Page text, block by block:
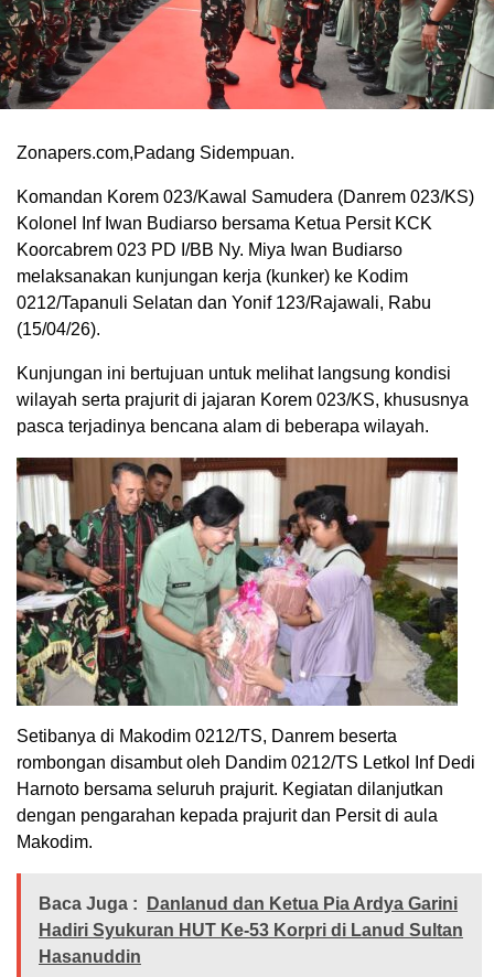
Zonapers.com,Padang Sidempuan.
Komandan Korem 023/Kawal Samudera (Danrem 023/KS)
Kolonel Inf Iwan Budiarso bersama Ketua Persit KCK
Koorcabrem 023 PD I/BB Ny. Miya Iwan Budiarso
melaksanakan kunjungan kerja (kunker) ke Kodim
0212/Tapanuli Selatan dan Yonif 123/Rajawali, Rabu
(15/04/26).
Kunjungan ini bertujuan untuk melihat langsung kondisi
wilayah serta prajurit di jajaran Korem 023/KS, khususnya
pasca terjadinya bencana alam di beberapa wilayah.
Setibanya di Makodim 0212/TS, Danrem beserta
rombongan disambut oleh Dandim 0212/TS Letkol Inf Dedi
Harnoto bersama seluruh prajurit. Kegiatan dilanjutkan
dengan pengarahan kepada prajurit dan Persit di aula
Makodim.
Baca Juga :
Danlanud dan Ketua Pia Ardya Garini
Hadiri Syukuran HUT Ke-53 Korpri di Lanud Sultan
Hasanuddin